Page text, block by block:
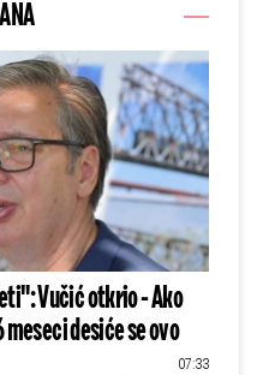
Vučić otkrio - Ako
desiće se ovo
07:33